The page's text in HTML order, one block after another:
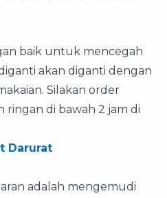
baik untuk mencegah
akan diganti dengan
Silakan order
ringan di bawah 2 jam di
Darurat
adalah mengemudi